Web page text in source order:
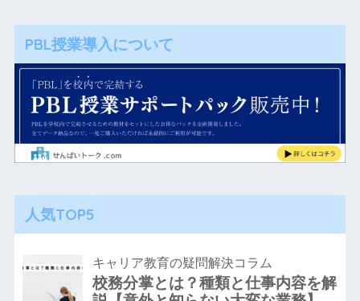
PBL授業導入について
人気TOP5